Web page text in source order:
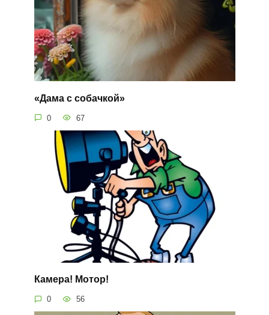
«Дама с собачкой»
0 67
Камера! Мотор!
0 56